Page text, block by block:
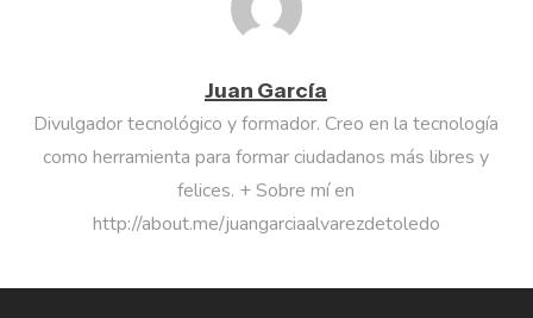
Juan García
Divulgador tecnológico y formador. Creo en la tecnología
como herramienta para formar ciudadanos más libres y
felices. + Sobre mí en
http://about.me/juangarciaalvarezdetoledo